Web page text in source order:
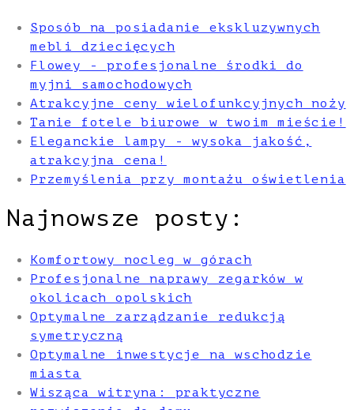
Sposób na posiadanie ekskluzywnych
mebli dziecięcych
Flowey - profesjonalne środki do
myjni samochodowych
Atrakcyjne ceny wielofunkcyjnych noży
Tanie fotele biurowe w twoim mieście!
Eleganckie lampy - wysoka jakość,
atrakcyjna cena!
Przemyślenia przy montażu oświetlenia
Najnowsze posty:
Komfortowy nocleg w górach
Profesjonalne naprawy zegarków w
okolicach opolskich
Optymalne zarządzanie redukcją
symetryczną
Optymalne inwestycje na wschodzie
miasta
Wisząca witryna: praktyczne